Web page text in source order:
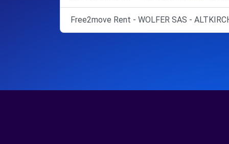
Free2move Rent - WOLFER SAS -